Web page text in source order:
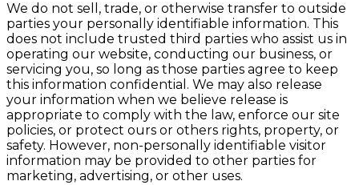
We do not sell, trade, or otherwise transfer to outside
parties your personally identifiable information. This
does not include trusted third parties who assist us in
operating our website, conducting our business, or
servicing you, so long as those parties agree to keep
this information confidential. We may also release
your information when we believe release is
appropriate to comply with the law, enforce our site
policies, or protect ours or others rights, property, or
safety. However, non-personally identifiable visitor
information may be provided to other parties for
marketing, advertising, or other uses.